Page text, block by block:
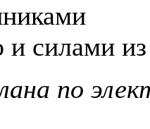
и силами
по